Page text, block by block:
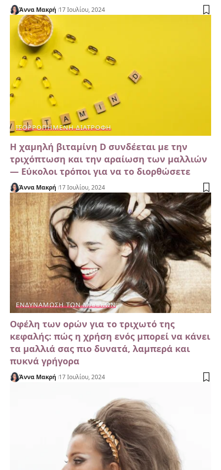
Άννα Μακρή 17 Ιουλίου, 2024
ΙΣΟΡΡΟΠΗΜΈΝΗ ΔΙΑΤΡΟΦΉ
Η χαμηλή βιταμίνη D συνδέεται με την
τριχόπτωση και την αραίωση των μαλλιών
— Εύκολοι τρόποι για να το διορθώσετε
Άννα Μακρή 17 Ιουλίου, 2024
ΕΝΔΥΝΆΜΩΣΗ ΤΩΝ ΜΑΛΛΙΏΝ
Οφέλη των ορών για το τριχωτό της
κεφαλής: πώς η χρήση ενός μπορεί να κάνει
τα μαλλιά σας πιο δυνατά, λαμπερά και
πυκνά γρήγορα
Άννα Μακρή 17 Ιουλίου, 2024